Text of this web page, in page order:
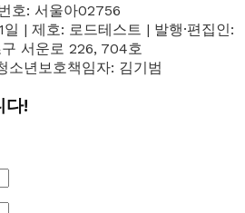
호: 서울아02756
| 제호: 로드테스트 | 발행·편집인:
서운로 226, 704호
년보호책임자: 김기범
다!